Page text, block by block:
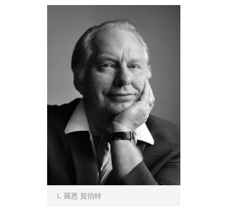
L. 羅恩 賀伯特